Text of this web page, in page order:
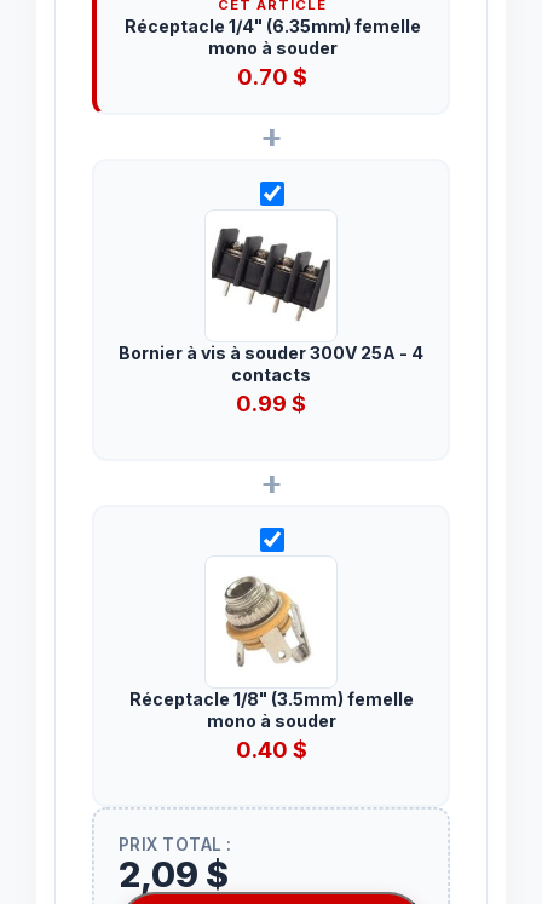
CET ARTICLE
Réceptacle 1/4" (6.35mm) femelle
mono à souder
0.70$
+
Bornier à vis à souder 300V 25A - 4
contacts
0.99 $
+
Réceptacle 1/8" (3.5mm) femelle
mono à souder
0.40 $
PRIX TOTAL :
2,09 $